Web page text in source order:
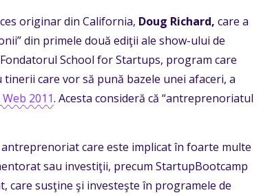
originar din California, Doug Richard, care a
din primele două ediţii ale show-ului de
School for Startups, program care
care vor să pună bazele unei afaceri, a
2011. Acesta consideră că “antreprenoriatul
care este implicat în foarte multe
sau investiţii, precum StartupBootcamp
care susţine şi investeşte în programele de